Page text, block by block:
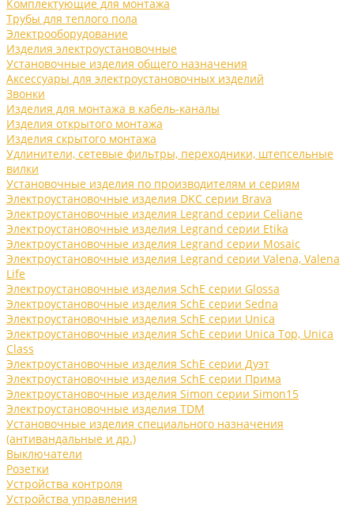
Комплектующие для монтажа
Трубы для теплого пола
Электрооборудование
Изделия электроустановочные
Установочные изделия общего назначения
Аксессуары для электроустановочных изделий
Звонки
Изделия для монтажа в кабель-каналы
Изделия открытого монтажа
Изделия скрытого монтажа
Удлинители, сетевые фильтры, переходники, штепсельные
вилки
Установочные изделия по производителям и сериям
Электроустановочные изделия DKC серии Brava
Электроустановочные изделия Legrand серии Celiane
Электроустановочные изделия Legrand серии Etika
Электроустановочные изделия Legrand серии Mosaic
Электроустановочные изделия Legrand серии Valena, Valena
Life
Электроустановочные изделия SchE серии Glossa
Электроустановочные изделия SchE серии Sedna
Электроустановочные изделия SchE серии Unica
Электроустановочные изделия SchE серии Unica Top, Unica
Class
Электроустановочные изделия SchE серии Дуэт
Электроустановочные изделия SchE серии Прима
Электроустановочные изделия Simon серии Simon15
Электроустановочные изделия TDM
Установочные изделия специального назначения
(антивандальные и др.)
Выключатели
Розетки
Устройства контроля
Устройства управления